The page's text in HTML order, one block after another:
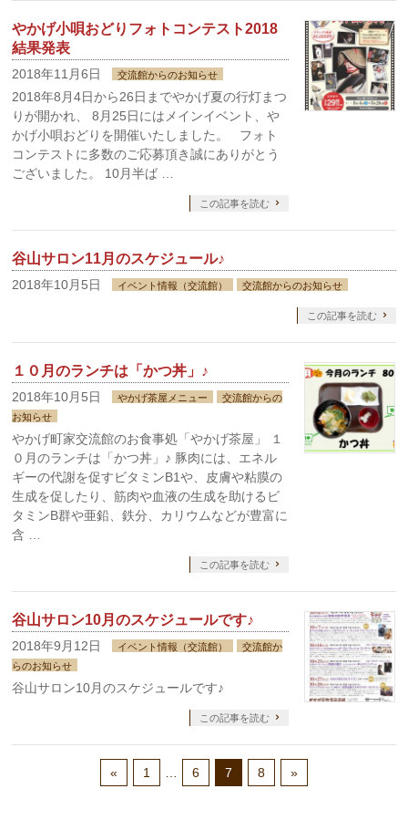
やかげ小唄おどりフォトコンテスト2018
結果発表
2018年11月6日 交流館からのお知らせ
2018年8月4日から26日までやかげ夏の行灯まつ
りが開かれ、 8月25日にはメインイベント、や
かげ小唄おどりを開催いたしました。 フォト
コンテストに多数のご応募頂き誠にありがとう
ございました。 10月半ば …
この記事を読む
谷山サロン11月のスケジュール♪
2018年10月5日 イベント情報（交流館） 交流館からのお知らせ
この記事を読む
１０月のランチは「かつ丼」♪
2018年10月5日 やかげ茶屋メニュー
交流館からの
お知らせ
やかげ町家交流館のお食事処「やかげ茶屋」 １
０月のランチは「かつ丼」♪ 豚肉には、エネル
ギーの代謝を促すビタミンB1や、皮膚や粘膜の
生成を促したり、筋肉や血液の生成を助けるビ
タミンB群や亜鉛、鉄分、カリウムなどが豊富に
含 …
この記事を読む
谷山サロン10月のスケジュールです♪
2018年9月12日 イベント情報（交流館）
交流館か
らのお知らせ
谷山サロン10月のスケジュールです♪
この記事を読む
« 1 6 7 8 »